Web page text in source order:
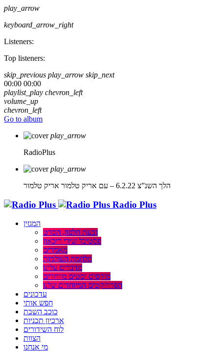
play_arrow
keyboard_arrow_right
Listeners:
Top listeners:
skip_previous play_arrow skip_next
00:00 00:00
playlist_play chevron_left
volume_up
chevron_left
Go to album
play_arrow
RadioPlus
play_arrow
הלך השנ”צ 6.2.22 – עם אריק טלמור
אריק טלמור
Radio Plus
המגזין
גבעת חלפון, הסרט
פסטיבל שירי דיכאון
מאמרים
מלחמת העולמות
מדברים עלינו
מיקסים וסטים מיוחדים
הפרוייקטים המיוחדים שלנו
עדכונים
חפש אותי
כוכב השבת
ארכיון תכניות
לוח השידורים
הצוות
מי אנחנו